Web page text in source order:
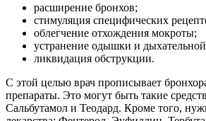
расширение бронхов;
стимуляция специфических
облегчение отхождения мокроты;
устранение одышки и дыхательной
ликвидация обструкции.
С этой целью врач прописывает
препараты. Это могут быть такие
Сальбутамол и Теодард. Кроме того,